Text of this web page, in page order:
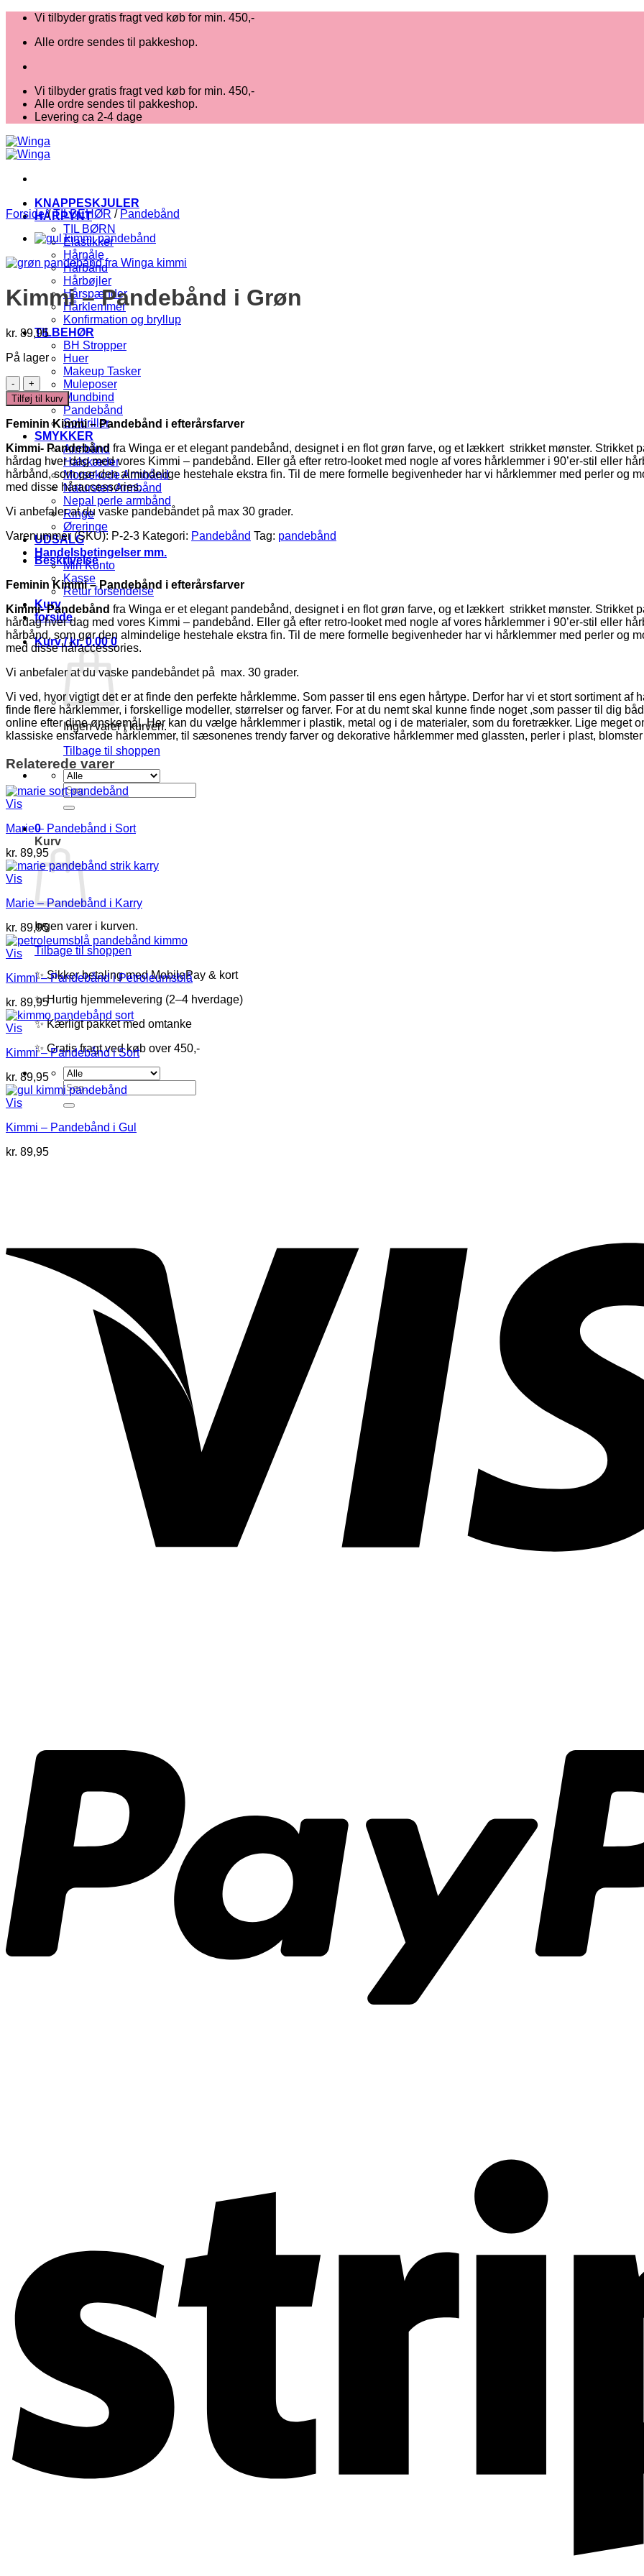
Fortsæt
indhold
Vi tilbyder gratis fragt ved køb for min. 450,-
Alle ordre sendes til pakkeshop.
Vi tilbyder gratis fragt ved køb for min. 450,-
Alle ordre sendes til pakkeshop.
Levering ca 2-4 dage
KNAPPESKJULER
HÅRPYNT
TIL BØRN
Elastikker
Hårnåle
Hårbånd
Hårbøjler
Hårspænder
Hårklemmer
Konfirmation og bryllup
TILBEHØR
BH Stropper
Huer
Makeup Tasker
Muleposer
Mundbind
Pandebånd
Solbriller
SMYKKER
Armbånd
Halskæder
Morsekode Armbånd
Natursten Armbånd
Nepal perle armbånd
Ringe
Øreringe
UDSALG
Handelsbetingelser mm.
Min Konto
Kasse
Retur forsendelse
Kurv
forside
Kurv /kr.0,00 0
Ingen varer i kurven.
Tilbage til shoppen
Søg
efter:
0
Kurv
Ingen varer i kurven.
Tilbage til shoppen
✨ Sikker betaling med MobilePay & kort
✨ Hurtig hjemmelevering (2–4 hverdage)
✨ Kærligt pakket med omtanke
✨ Gratis fragt ved køb over 450,-
Søg
efter:
Forside / TILBEHØR / Pandebånd
Kimmi – Pandebånd i Grøn
kr. 89,95
På lager
Kimmi
-
Pandebånd
i
Grøn
antal
Tilføj til kurv
Feminin Kimmi – Pandebånd i efterårsfarver
Kimmi- Pandebånd fra Winga er et elegant pandebånd, designet i en flot grøn farve, og et lækkert strikket mønster. Strikket
hårdag hver dag med vores Kimmi – pandebånd. Eller gå efter retro-looket med nogle af vores hårklemmer i 90’er-stil eller
hårbånd, som gør den almindelige hestehale ekstra fin. Til de mere formelle begivenheder har vi hårklemmer med perler og
med disse håraccessories.
Vi anbefaler at du vaske pandebåndet på max 30 grader.
Varenummer (SKU): P-2-3 Kategori: Pandebånd Tag: pandebånd
Beskrivelse
Feminin Kimmi – Pandebånd i efterårsfarver
Kimmi- Pandebånd fra Winga er et elegant pandebånd, designet i en flot grøn farve, og et lækkert strikket mønster. Strikket
hårdag hver dag med vores Kimmi – pandebånd. Eller gå efter retro-looket med nogle af vores hårklemmer i 90’er-stil eller
hårbånd, som gør den almindelige hestehale ekstra fin. Til de mere formelle begivenheder har vi hårklemmer med perler og
med disse håraccessories.
Vi anbefaler at du vaske pandebåndet på max. 30 grader.
Vi ved, hvor vigtigt det er at finde den perfekte hårklemme. Som passer til ens egen hårtype. Derfor har vi et stort sortiment af
finde flere hårklemmer, i forskellige modeller, størrelser og farver. For at du nemt skal kunne finde noget ,som passer til dig
online efter dine ønskemål. Her kan du vælge hårklemmer i plastik, metal og i de materialer, som du foretrækker. Lige meget
klassiske ensfarvede hårklemmer, til sæsonenes trendy farver og dekorative hårklemmer med glassten, perler i plast,
Relaterede varer
Vis
Marie – Pandebånd i Sort
kr. 89,95
Vis
Marie – Pandebånd i Karry
kr. 89,95
Vis
Kimmi – Pandebånd i Petroleumsblå
kr. 89,95
Vis
Kimmi – Pandebånd i Sort
kr. 89,95
Vis
Kimmi – Pandebånd i Gul
kr. 89,95